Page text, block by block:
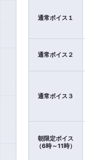
通常ボイス１
通常ボイス２
通常ボイス３
朝限定ボイス
（6時～11時）